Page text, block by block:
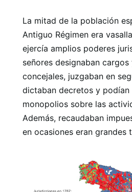
La mitad de la población
Antiguo Régimen era
ejercía amplios poderes
señores designaban
concejales, juzgaban en
dictaban decretos y
monopolios sobre las
Además, recaudaban
en ocasiones eran grandes